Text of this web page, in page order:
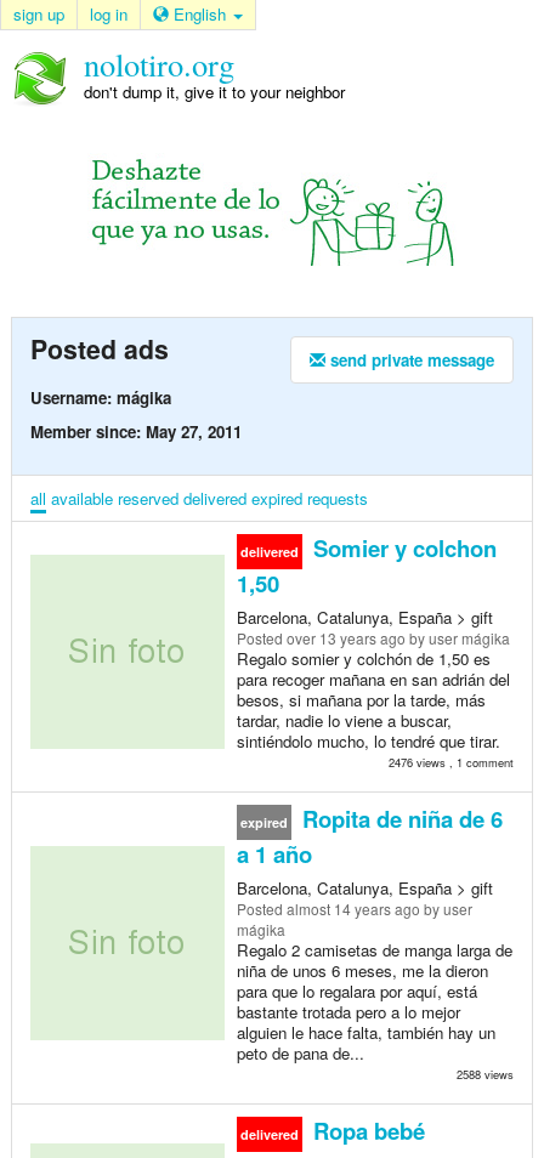
sign up log in English
nolotiro.org
don't dump it, give it to your neighbor
send private message
Posted ads
Username: mágika
Member since: May 27, 2011
all available reserved delivered expired requests
delivered
Somier y colchon
1,50
Barcelona, Catalunya, España > gift
Posted over 13 years ago by user mágika
Regalo somier y colchón de 1,50 es
para recoger mañana en san adrián del
besos, si mañana por la tarde, más
tardar, nadie lo viene a buscar,
sintiéndolo mucho, lo tendré que tirar.
2476 views , 1 comment
expired
Ropita de niña de 6
a 1 año
Barcelona, Catalunya, España > gift
Posted almost 14 years ago by user
mágika
Regalo 2 camisetas de manga larga de
niña de unos 6 meses, me la dieron
para que lo regalara por aquí, está
bastante trotada pero a lo mejor
alguien le hace falta, también hay un
peto de pana de...
2588 views
delivered Ropa bebé